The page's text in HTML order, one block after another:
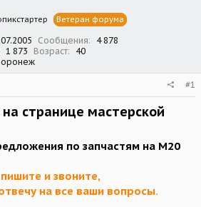
Ветеран форума
Сообщения
4 878
1 873 Возраст
40
#1
странице мастерской
по запчастям на М20
и звоните,
на все ваши вопросы.